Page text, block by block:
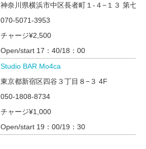
神奈川県横浜市中区長者町１-４−１３ 第七
070-5071-3953
チャージ¥2,500
Open/start 17：40/18：00
Studio BAR Mo4ca
東京都新宿区四谷３丁目８−３ 4F
050-1808-8734
チャージ¥1,000
Open/start 19：00/19：30